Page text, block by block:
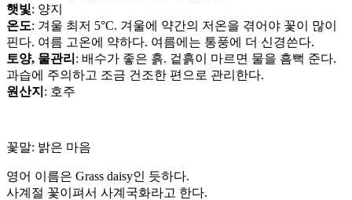
햇빛: 양지
온도: 겨울 최저 5°C. 겨울에 약간의 저온을 겪어야 꽃이 많이
핀다. 여름 고온에 약하다. 여름에는 통풍에 더 신경쓴다.
토양, 물관리 : 배수가 좋은 흙. 겉흙이 마르면 물을 흠뻑 준다.
과습에 주의하고 조금 건조한 편으로 관리한다.
원산지 : 호주
꽃말: 밝은 마음
영어 이름은 Grass daisy인 듯하다.
사계절 꽃이펴서 사계국화라고 한다.